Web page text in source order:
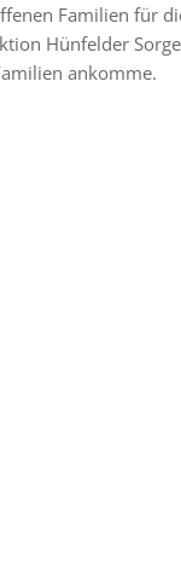
Familien für
Hünfelder
ankomme.